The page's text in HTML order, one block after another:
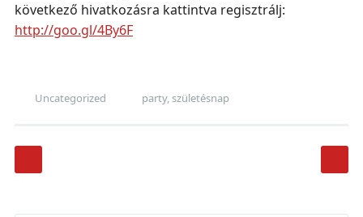
következő hivatkozásra kattintva regisztrálj:
http://goo.gl/4By6F
Uncategorized party,születésnap
Post navigation